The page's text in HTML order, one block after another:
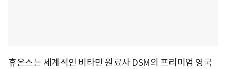
휴온스는 세계적인 비타민 원료사 DSM의 프리미엄 영국